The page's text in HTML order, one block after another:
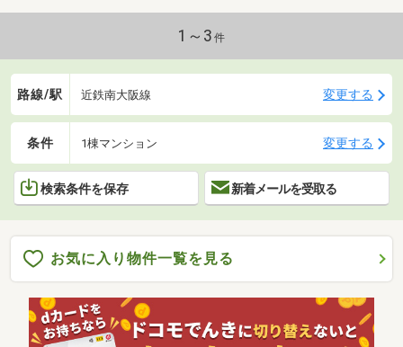
1～3 件
路線/駅 近鉄南大阪線 変更する
条件 1棟マンション 変更する
検索条件を保存 新着メールを受取る
お気に入り物件一覧を見る